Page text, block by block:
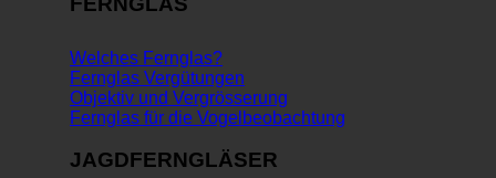
Welches Fernglas?
Fernglas Vergütungen
Objektiv und Vergrösserung
Fernglas für die Vogelbeobachtung
JAGDFERNGLÄSER